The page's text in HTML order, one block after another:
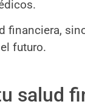
financiera,
futuro.
salud